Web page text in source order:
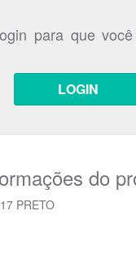
para que
LOGIN
do
PRETO